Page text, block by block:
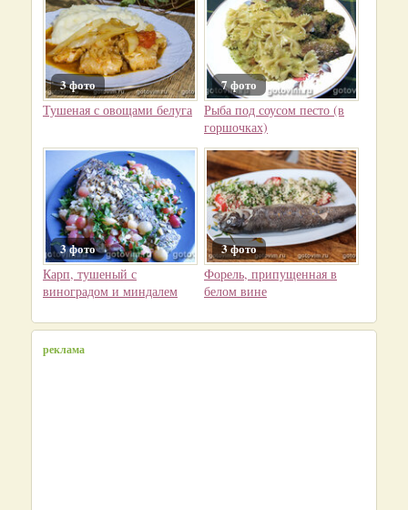
3 фото
Тушеная с овощами белуга
7 фото
Рыба под соусом песто (в
горшочках)
3 фото
Карп, тушеный с
виноградом и миндалем
3 фото
Форель, припущенная в
белом вине
реклама